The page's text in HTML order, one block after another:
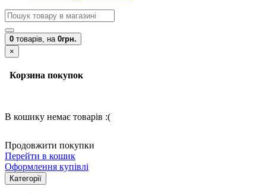
0 товарів, на 0грн.
×
Корзина покупок
В кошику немає товарів :(
Продовжити покупки
Перейти в кошик
Оформлення купівлі
Категорії